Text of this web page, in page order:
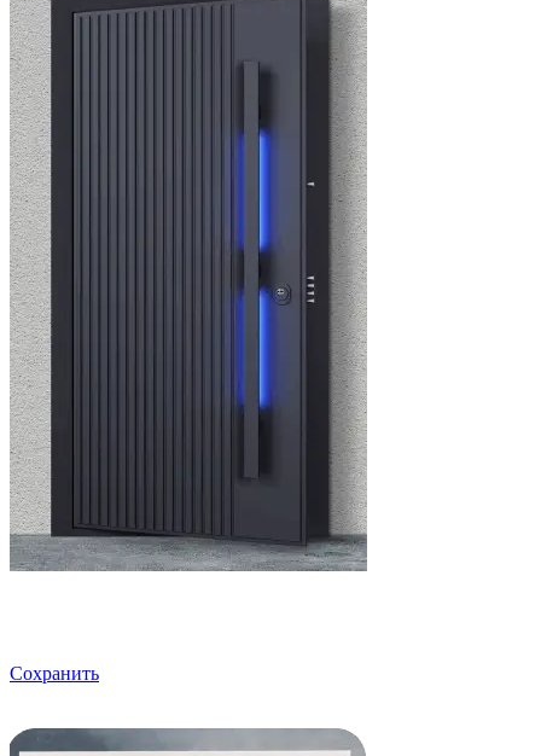
Сохранить